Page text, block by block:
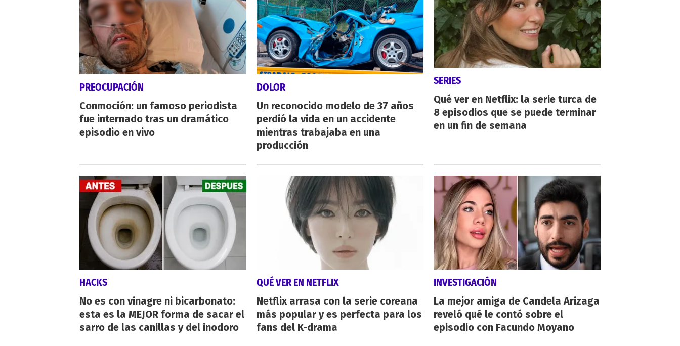
PREOCUPACIÓN
Conmoción: un famoso periodista
fue internado tras un dramático
episodio en vivo
DOLOR
Un reconocido modelo de 37 años
perdió la vida en un accidente
mientras trabajaba en una
producción
SERIES
Qué ver en Netflix: la serie turca de
8 episodios que se puede terminar
en un fin de semana
HACKS
No es con vinagre ni bicarbonato:
esta es la MEJOR forma de sacar el
sarro de las canillas y del inodoro
QUÉ VER EN NETFLIX
Netflix arrasa con la serie coreana
más popular y es perfecta para los
fans del K-drama
INVESTIGACIÓN
La mejor amiga de Candela Arizaga
reveló qué le contó sobre el
episodio con Facundo Moyano